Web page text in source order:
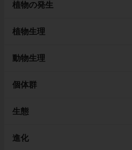
植物の発生
植物生理
動物生理
個体群
生態
進化